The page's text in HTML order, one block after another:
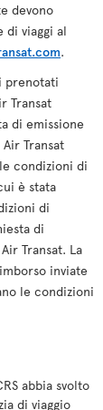
devono
di viaggi al
.
prenotati
Transat
di emissione
Transat
condizioni di
è stata
di
di
Transat. La
inviate
le condizioni
abbia svolto
di viaggio